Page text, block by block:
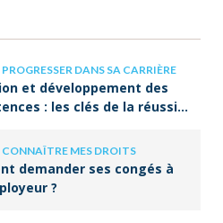
PROGRESSER DANS SA CARRIÈRE
et développement des
: les clés de la réussite
CONNAÎTRE MES DROITS
demander ses congés à
?